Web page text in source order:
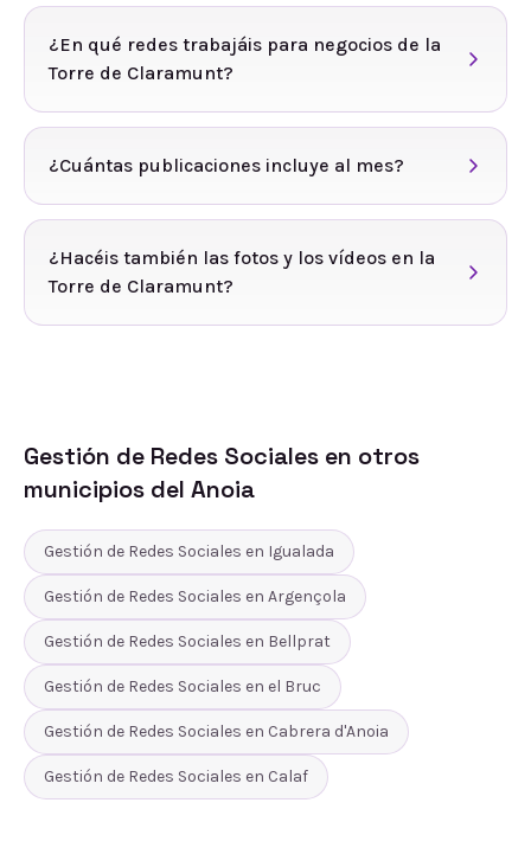
¿En qué redes trabajáis para negocios de la
Torre de Claramunt?
¿Cuántas publicaciones incluye al mes?
¿Hacéis también las fotos y los vídeos en la
Torre de Claramunt?
Gestión de Redes Sociales en otros
municipios del Anoia
Gestión de Redes Sociales en Igualada
Gestión de Redes Sociales en Argençola
Gestión de Redes Sociales en Bellprat
Gestión de Redes Sociales en el Bruc
Gestión de Redes Sociales en Cabrera d'Anoia
Gestión de Redes Sociales en Calaf